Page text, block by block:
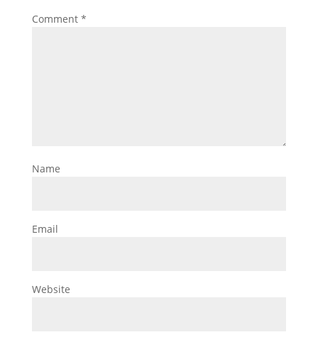
Comment *
Name
Email
Website